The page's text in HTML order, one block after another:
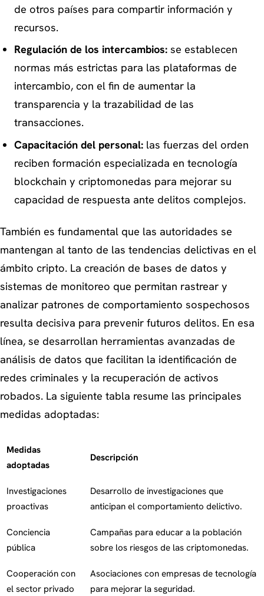
de otros países para compartir información y
recursos.
Regulación de los intercambios:se establecen
normas más estrictas para las plataformas de
intercambio, con el fin de aumentar la
transparencia y la trazabilidad de las
transacciones.
Capacitación del personal:las fuerzas del orden
reciben formación especializada en tecnología
blockchain y criptomonedas para mejorar su
capacidad de respuesta ante delitos complejos.
También es fundamental que las autoridades se
mantengan al tanto de las tendencias delictivas en el
ámbito cripto. La creación de bases de datos y
sistemas de monitoreo que permitan rastrear y
analizar patrones de comportamiento sospechosos
resulta decisiva para prevenir futuros delitos. En esa
línea, se desarrollan herramientas avanzadas de
análisis de datos que facilitan la identificación de
redes criminales y la recuperación de activos
robados. La siguiente tabla resume las principales
medidas adoptadas:
Medidas
adoptadas
Descripción
Investigaciones
proactivas
Desarrollo de investigaciones que
anticipan el comportamiento delictivo.
Conciencia
pública
Campañas para educar a la población
sobre los riesgos de las criptomonedas.
Cooperación con
el sector privado
Asociaciones con empresas de tecnología
para mejorar la seguridad.